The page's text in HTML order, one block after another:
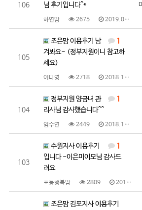
106
님 후기입니다^*
하연맘 2675 2019.01.03
105
1
조은맘 이용후기 남
겨봐요~ (정부지원이니 참고하
세요)
이다영 2718 2018.12.28
104
1
정부지원 양금녀 관
리사님 감사했습니다^^
임수연 2449 2018.12.28
103
1
수원지사 이용후기
입니다 -이은미이모님 감사드
려요
포동행복맘 2809 2018.12.27
조은맘 김포지사 이용후기